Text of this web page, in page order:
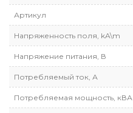
Артикул
Напряженность поля, kA\m
Напряжение питания, В
Потребляемый ток, А
Потребляемая мощность, кВА